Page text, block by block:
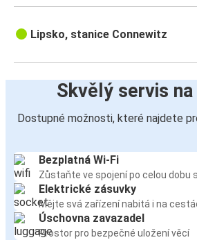
Lipsko, stanice Connewitz
Skvělý servis
Dostupné možnosti, které najdete
Bezplatná Wi-Fi
Zůstaňte ve spojení po celou dobu
Elektrické zásuvky
Mějte svá zařízení nabitá i na
Úschovna zavazadel
Prostor pro bezpečné uložení věcí